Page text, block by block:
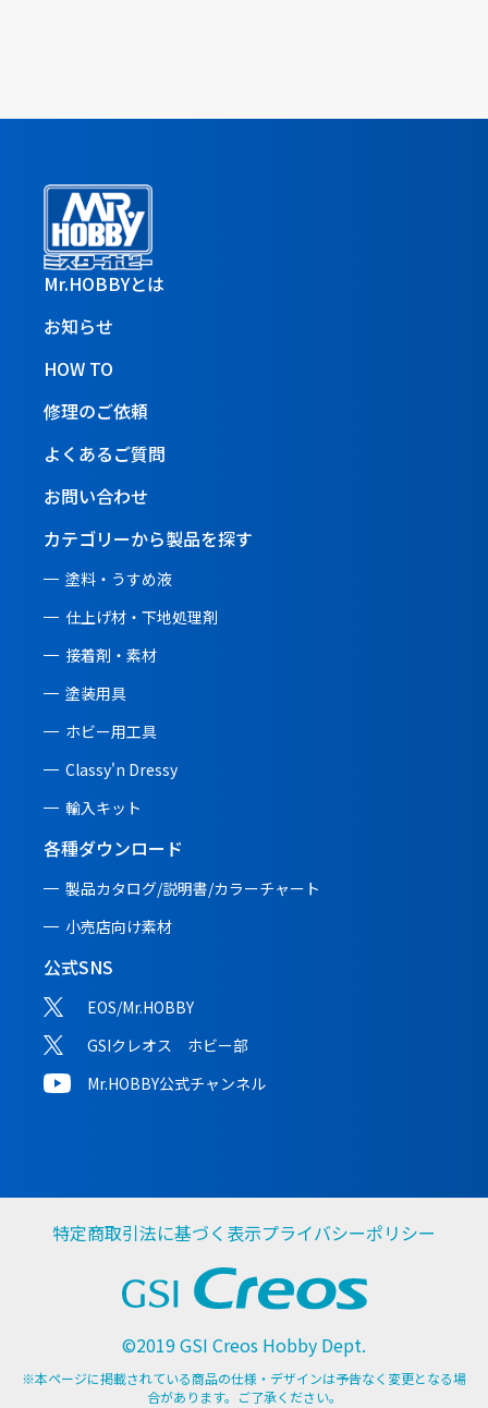
Mr.HOBBYとは
お知らせ
HOW TO
修理のご依頼
よくあるご質問
お問い合わせ
カテゴリーから製品を探す
塗料・うすめ液
仕上げ材・下地処理剤
接着剤・素材
塗装用具
ホビー用工具
Classy'n Dressy
輸入キット
各種ダウンロード
製品カタログ/説明書/カラーチャート
小売店向け素材
公式SNS
EOS/Mr.HOBBY
GSIクレオス ホビー部
Mr.HOBBY公式チャンネル
特定商取引法に基づく表示プライバシーポリシー
©2019 GSI Creos Hobby Dept.
※本ページに掲載されている商品の仕様・デザインは予告なく変更となる場
合があります。ご了承ください。